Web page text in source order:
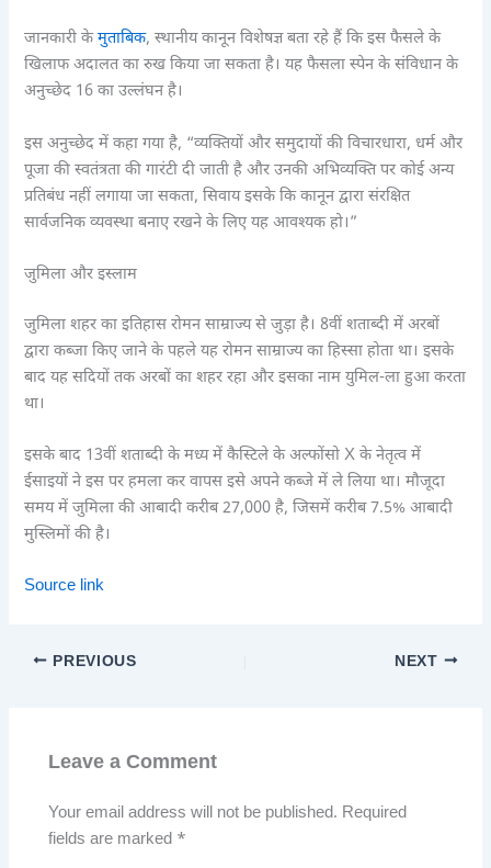
जानकारी केमुताबिक, स्थानीय कानून विशेषज्ञ बता रहे हैं कि इस फैसले के
खिलाफ अदालत का रुख किया जा सकता है। यह फैसला स्पेन के संविधान के
अनुच्छेद 16 का उल्लंघन है।
इस अनुच्छेद में कहा गया है, “व्यक्तियों और समुदायों की विचारधारा, धर्म और
पूजा की स्वतंत्रता की गारंटी दी जाती है और उनकी अभिव्यक्ति पर कोई अन्य
प्रतिबंध नहीं लगाया जा सकता, सिवाय इसके कि कानून द्वारा संरक्षित
सार्वजनिक व्यवस्था बनाए रखने के लिए यह आवश्यक हो।”
जुमिला और इस्लाम
जुमिला शहर का इतिहास रोमन साम्राज्य से जुड़ा है। 8वीं शताब्दी में अरबों
द्वारा कब्जा किए जाने के पहले यह रोमन साम्राज्य का हिस्सा होता था। इसके
बाद यह सदियों तक अरबों का शहर रहा और इसका नाम युमिल-ला हुआ करता
था।
इसके बाद 13वीं शताब्दी के मध्य में कैस्टिले के अल्फोंसो X के नेतृत्व में
ईसाइयों ने इस पर हमला कर वापस इसे अपने कब्जे में ले लिया था। मौजूदा
समय में जुमिला की आबादी करीब 27,000 है, जिसमें करीब 7.5% आबादी
मुस्लिमों की है।
Source link
PREVIOUS NEXT
Leave a Comment
Your email address will not be published. Required
fields are marked *